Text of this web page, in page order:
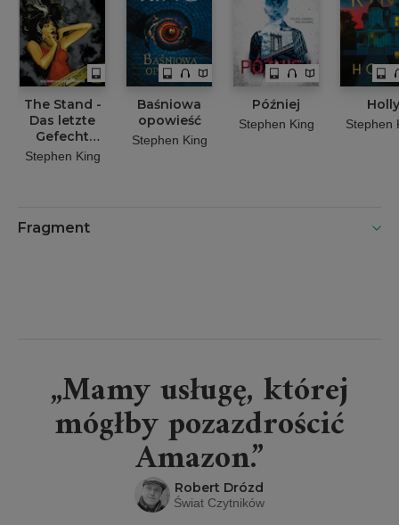
The Stand -
Das letzte
Gefecht
(Band 3)
Stephen King
Baśniowa
opowieść
Stephen King
Później
Stephen King
Holly
Stephen
Fragment
„Mamy usługę, której
mógłby pozazdrościć
Amazon.”
Robert Drózd
Świat Czytników